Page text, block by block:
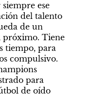
ese
del talento
de un
próximo. Tiene
tiempo, para
compulsivo.
para
de oído